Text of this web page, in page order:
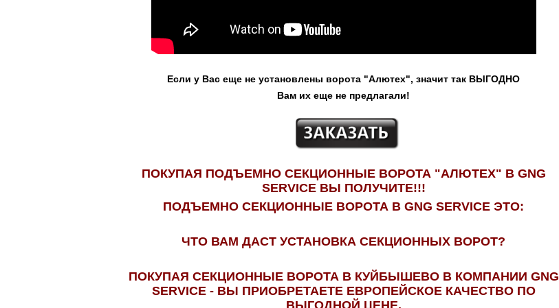
Если у Вас еще не установлены ворота "Алютех", значит так ВЫГОДНО
Вам их еще не предлагали!
ПОКУПАЯ ПОДЪЕМНО СЕКЦИОННЫЕ ВОРОТА "АЛЮТЕХ" В GNG
SERVICE ВЫ ПОЛУЧИТЕ!!!
ПОДЪЕМНО СЕКЦИОННЫЕ ВОРОТА В GNG SERVICE ЭТО:
ЧТО ВАМ ДАСТ УСТАНОВКА СЕКЦИОННЫХ ВОРОТ?
ПОКУПАЯ СЕКЦИОННЫЕ ВОРОТА В КУЙБЫШЕВО В КОМПАНИИ GNG
SERVICE - ВЫ ПРИОБРЕТАЕТЕ ЕВРОПЕЙСКОЕ КАЧЕСТВО ПО
ВЫГОДНОЙ ЦЕНЕ.